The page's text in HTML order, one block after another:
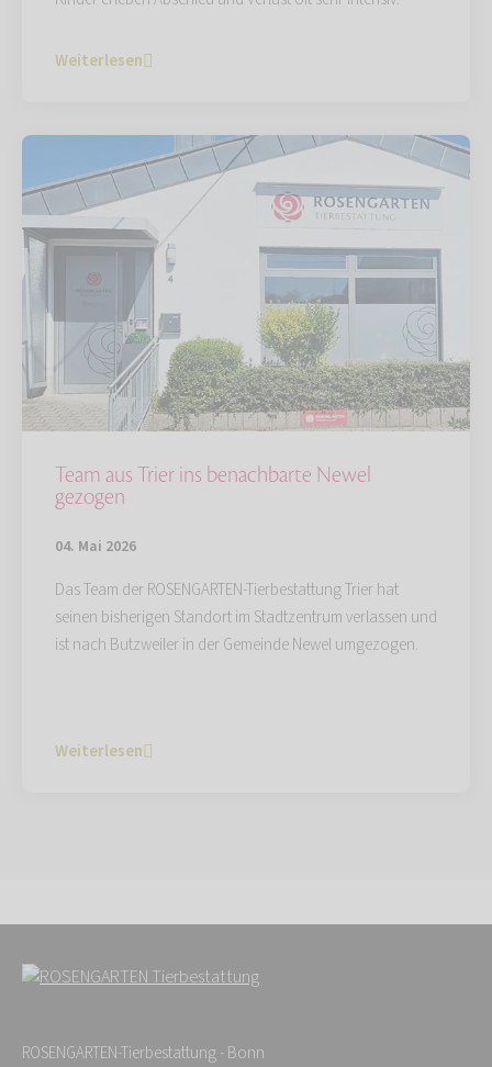
Weiterlesen
Team aus Trier ins benachbarte Newel
gezogen
04. Mai 2026
Das Team der ROSENGARTEN-Tierbestattung Trier hat
seinen bisherigen Standort im Stadtzentrum verlassen und
ist nach Butzweiler in der Gemeinde Newel umgezogen.
Weiterlesen
ROSENGARTEN-Tierbestattung - Bonn